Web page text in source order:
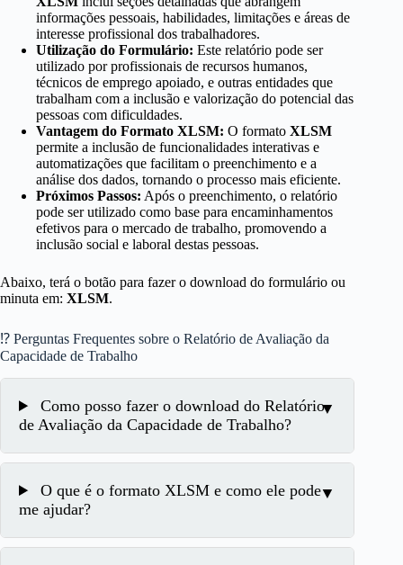
informações pessoais, habilidades, limitações e áreas de
interesse profissional dos trabalhadores.
Utilização do Formulário: Este relatório pode ser
utilizado por profissionais de recursos humanos,
técnicos de emprego apoiado, e outras entidades que
trabalham com a inclusão e valorização do potencial das
pessoas com dificuldades.
Vantagem do Formato XLSM: O formato XLSM
permite a inclusão de funcionalidades interativas e
automatizações que facilitam o preenchimento e a
análise dos dados, tornando o processo mais eficiente.
Próximos Passos: Após o preenchimento, o relatório
pode ser utilizado como base para encaminhamentos
efetivos para o mercado de trabalho, promovendo a
inclusão social e laboral destas pessoas.
Abaixo, terá o botão para fazer o download do formulário ou
minuta em: XLSM.
⁉ Perguntas Frequentes sobre o Relatório de Avaliação da
Capacidade de Trabalho
Como posso fazer o download do Relatório
de Avaliação da Capacidade de Trabalho?
O que é o formato XLSM e como ele pode
me ajudar?